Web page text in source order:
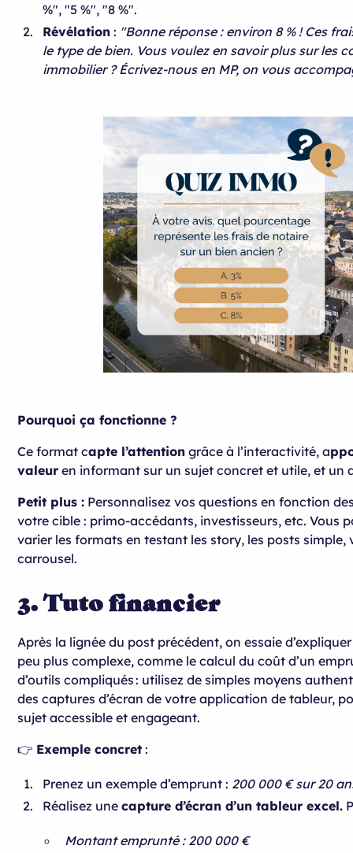
%", "5 %", "8 %".
Révélation : "Bonne réponse : environ 8 % ! Ces
le type de bien. Vous voulez en savoir plus sur les
immobilier ? Écrivez-nous en MP, on vous
Pourquoi ça fonctionne ?
Ce format capte l’attention grâce à l’interactivité, a
valeur en informant sur un sujet concret et utile, et un
Petit plus : Personnalisez vos questions en fonction
votre cible : primo-accédants, investisseurs, etc. Vous
varier les formats en testant les story, les posts simple,
carrousel.
3. Tuto financier
Après la lignée du post précédent, on essaie
peu plus complexe, comme le calcul du coût d’un
d’outils compliqués : utilisez de simples moyens
des captures d’écran de votre application de tableur,
sujet accessible et engageant.
👉 Exemple concret :
Prenez un exemple d’emprunt : 200 000 € sur 20
Réalisez unecapture d’écran d’un tableur excel.
Montant emprunté : 200 000 €